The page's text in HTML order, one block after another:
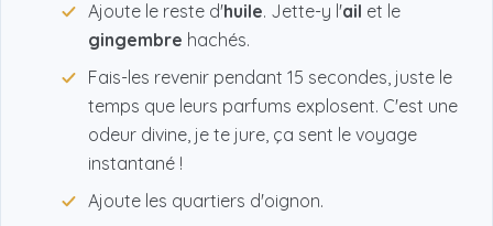
Ajoute le reste d'huile. Jette-y l'ail et le
gingembre hachés.
Fais-les revenir pendant 15 secondes, juste le
temps que leurs parfums explosent. C'est une
odeur divine, je te jure, ça sent le voyage
instantané !
Ajoute les quartiers d'oignon.